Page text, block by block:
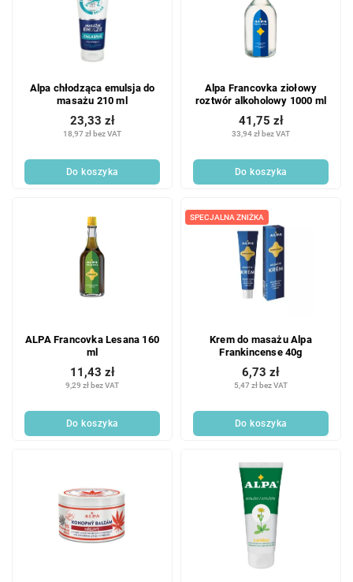
Alpa chłodząca emulsja do
masażu 210 ml
18,97 zł bez VAT
23,33 zł
Do koszyka
Alpa Francovka ziołowy
roztwór alkoholowy 1000 ml
33,94 zł bez VAT
41,75 zł
Do koszyka
ALPA Francovka Lesana 160
ml
9,29 zł bez VAT
11,43 zł
Do koszyka
SPECJALNA ZNIŻKA
Krem do masażu Alpa
Frankincense 40g
5,47 zł bez VAT
6,73 zł
Do koszyka